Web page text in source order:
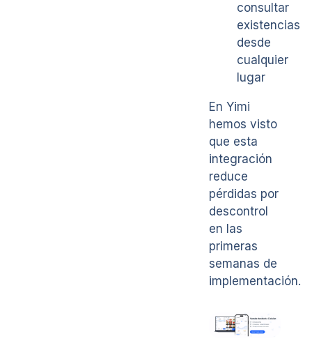
consultar
existencias
desde
cualquier
lugar
En Yimi
hemos visto
que esta
integración
reduce
pérdidas por
descontrol
en las
primeras
semanas de
implementación.